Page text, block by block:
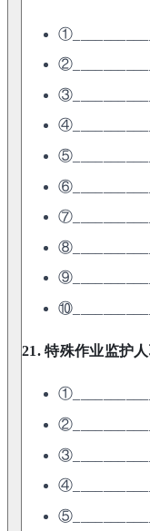
21. 特殊作业监护人